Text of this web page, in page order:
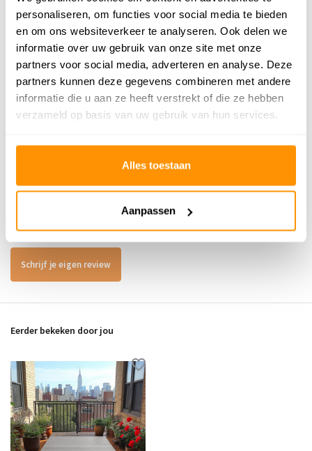
personaliseren, om functies voor social media te bieden
en om ons websiteverkeer te analyseren. Ook delen we
informatie over uw gebruik van onze site met onze
partners voor social media, adverteren en analyse. Deze
partners kunnen deze gegevens combineren met andere
informatie die u aan ze heeft verstrekt of die ze hebben
verzameld op basis van uw gebruik van hun services.
Alles toestaan
Aanpassen
49,95
Anti allergie Ja
Gecertificeerd OEKO-TEX®
Er zijn nog geen reviews geschreven over dit product..
Schrijf je eigen review
Eerder bekeken door jou